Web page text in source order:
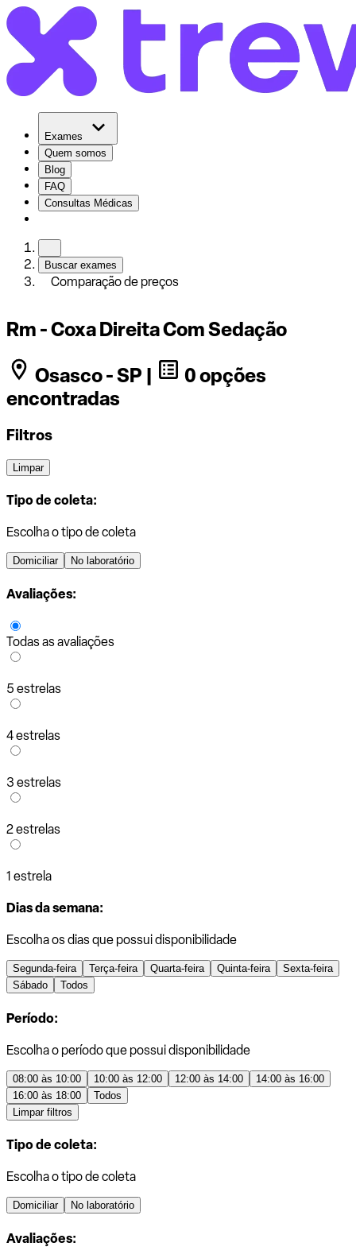
Exames
Quem somos
Blog
FAQ
Consultas Médicas
Buscar exames
Comparação de preços
Rm - Coxa Direita Com Sedação
Osasco - SP |
0 opções
encontradas
Filtros
Limpar
Tipo de coleta:
Escolha o tipo de coleta
Domiciliar No laboratório
Avaliações:
Todas as avaliações
5 estrelas
4 estrelas
3 estrelas
2 estrelas
1 estrela
Dias da semana:
Escolha os dias que possui disponibilidade
Segunda-feira Terça-feira Quarta-feira Quinta-feira
Sexta-feira
Sábado
Todos
Período:
Escolha o período que possui disponibilidade
08:00 às 10:00 10:00 às 12:00 12:00 às 14:00
14:00 às 16:00
16:00 às 18:00
Todos
Limpar filtros
Tipo de coleta:
Escolha o tipo de coleta
Domiciliar No laboratório
Avaliações: